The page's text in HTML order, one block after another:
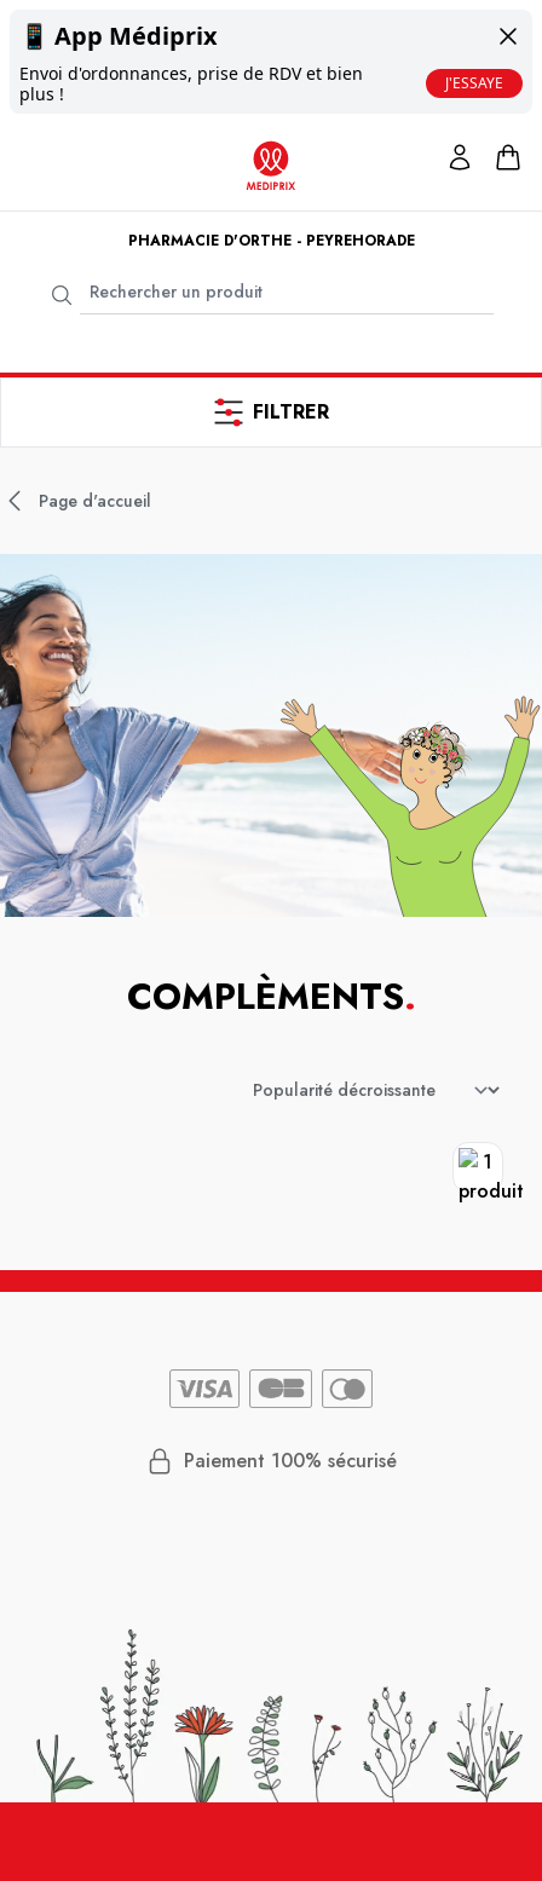
📱 App Médiprix
Envoi d'ordonnances, prise de RDV et bien
plus !
J'ESSAYE
PHARMACIE D'ORTHE - PEYREHORADE
FILTRER
Page d'accueil
COMPLÈMENTS.
Paiement 100% sécurisé